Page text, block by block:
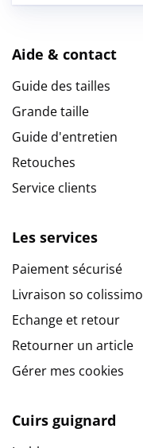
Aide & contact
Guide des tailles
Grande taille
Guide d'entretien
Retouches
Service clients
Les services
Paiement sécurisé
Livraison so colissimo
Echange et retour
Retourner un article
Gérer mes cookies
Cuirs guignard